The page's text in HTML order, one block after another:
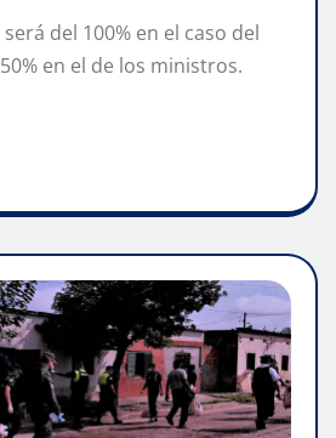
del 100% en el caso del
en el de los ministros.